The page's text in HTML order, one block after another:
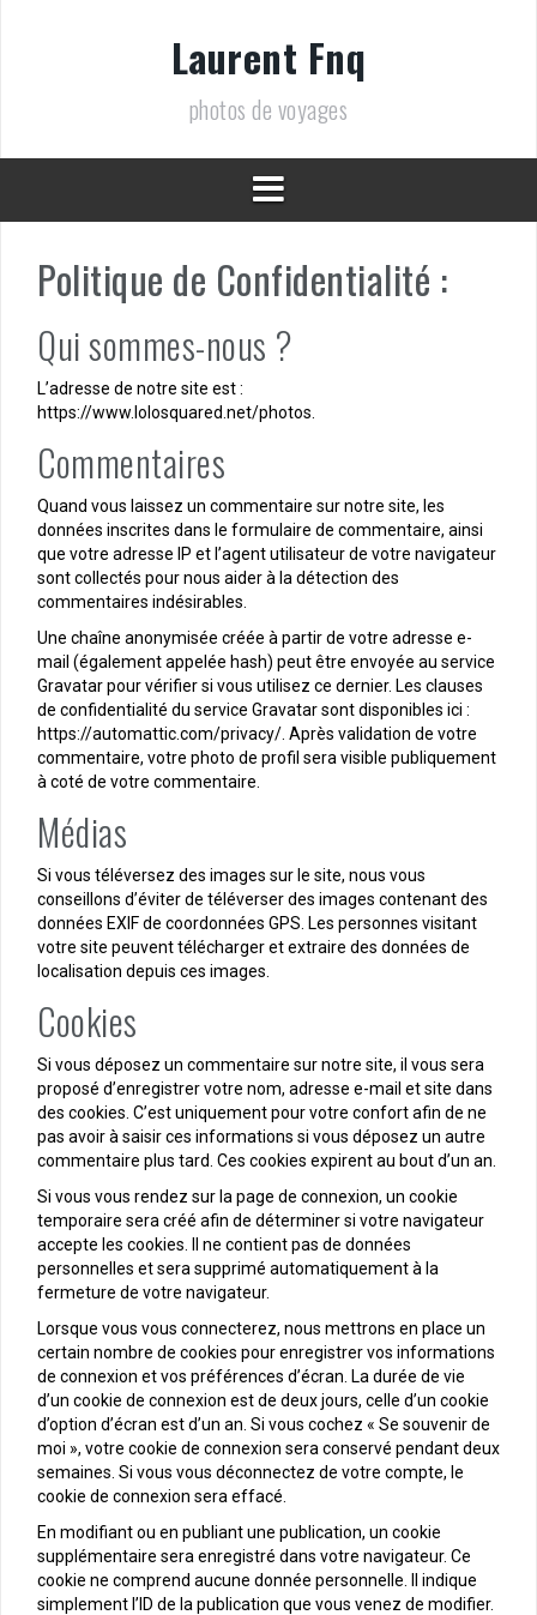
Laurent Fnq
photos de voyages
Politique de Confidentialité :
Qui sommes-nous ?
L’adresse de notre site est :
https://www.lolosquared.net/photos.
Commentaires
Quand vous laissez un commentaire sur notre site, les
données inscrites dans le formulaire de commentaire, ainsi
que votre adresse IP et l’agent utilisateur de votre navigateur
sont collectés pour nous aider à la détection des
commentaires indésirables.
Une chaîne anonymisée créée à partir de votre adresse e-
mail (également appelée hash) peut être envoyée au service
Gravatar pour vérifier si vous utilisez ce dernier. Les clauses
de confidentialité du service Gravatar sont disponibles ici :
https://automattic.com/privacy/. Après validation de votre
commentaire, votre photo de profil sera visible publiquement
à coté de votre commentaire.
Médias
Si vous téléversez des images sur le site, nous vous
conseillons d’éviter de téléverser des images contenant des
données EXIF de coordonnées GPS. Les personnes visitant
votre site peuvent télécharger et extraire des données de
localisation depuis ces images.
Cookies
Si vous déposez un commentaire sur notre site, il vous sera
proposé d’enregistrer votre nom, adresse e-mail et site dans
des cookies. C’est uniquement pour votre confort afin de ne
pas avoir à saisir ces informations si vous déposez un autre
commentaire plus tard. Ces cookies expirent au bout d’un an.
Si vous vous rendez sur la page de connexion, un cookie
temporaire sera créé afin de déterminer si votre navigateur
accepte les cookies. Il ne contient pas de données
personnelles et sera supprimé automatiquement à la
fermeture de votre navigateur.
Lorsque vous vous connecterez, nous mettrons en place un
certain nombre de cookies pour enregistrer vos informations
de connexion et vos préférences d’écran. La durée de vie
d’un cookie de connexion est de deux jours, celle d’un cookie
d’option d’écran est d’un an. Si vous cochez « Se souvenir de
moi », votre cookie de connexion sera conservé pendant deux
semaines. Si vous vous déconnectez de votre compte, le
cookie de connexion sera effacé.
En modifiant ou en publiant une publication, un cookie
supplémentaire sera enregistré dans votre navigateur. Ce
cookie ne comprend aucune donnée personnelle. Il indique
simplement l’ID de la publication que vous venez de modifier.